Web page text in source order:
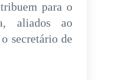
para o
aliados ao
secretário de